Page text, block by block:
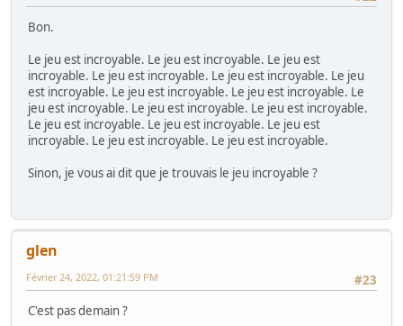
Bon.
Le jeu est incroyable. Le jeu est incroyable. Le jeu est
incroyable. Le jeu est incroyable. Le jeu est incroyable. Le jeu
est incroyable. Le jeu est incroyable. Le jeu est incroyable. Le
jeu est incroyable. Le jeu est incroyable. Le jeu est incroyable.
Le jeu est incroyable. Le jeu est incroyable. Le jeu est
incroyable. Le jeu est incroyable. Le jeu est incroyable.
Sinon, je vous ai dit que je trouvais le jeu incroyable ?
glen
#23
Février 24, 2022, 01:21:59 PM
C'est pas demain ?